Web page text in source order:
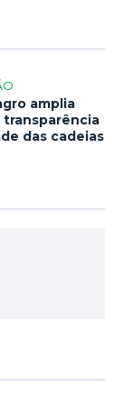
amplia
das cadeias